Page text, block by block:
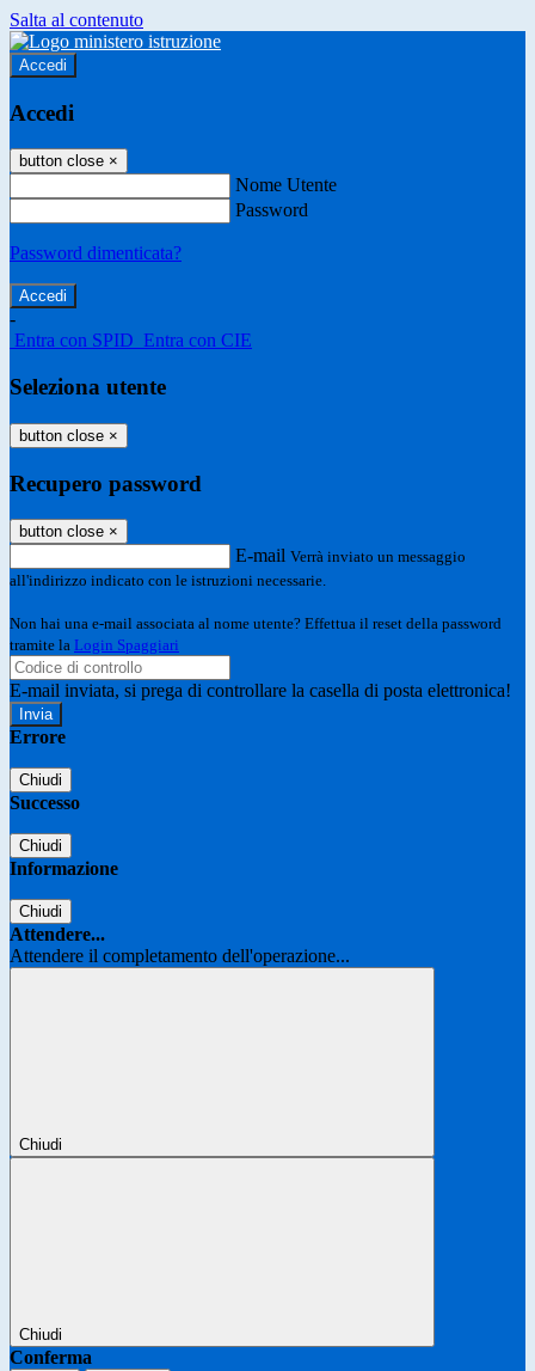
Salta al contenuto
Accedi
Accedi
button close ×
Nome Utente
Password
Password dimenticata?
-
Entra con SPID Entra con CIE
Seleziona utente
button close ×
Recupero password
button close ×
E-mail Verrà inviato un messaggio
all'indirizzo indicato con le istruzioni necessarie.
Non hai una e-mail associata al nome utente? Effettua il reset della password
tramite la Login Spaggiari
E-mail inviata, si prega di controllare la casella di posta elettronica!
Errore
Chiudi
Successo
Chiudi
Informazione
Chiudi
Attendere...
Attendere il completamento dell'operazione...
Chiudi
Chiudi
Conferma